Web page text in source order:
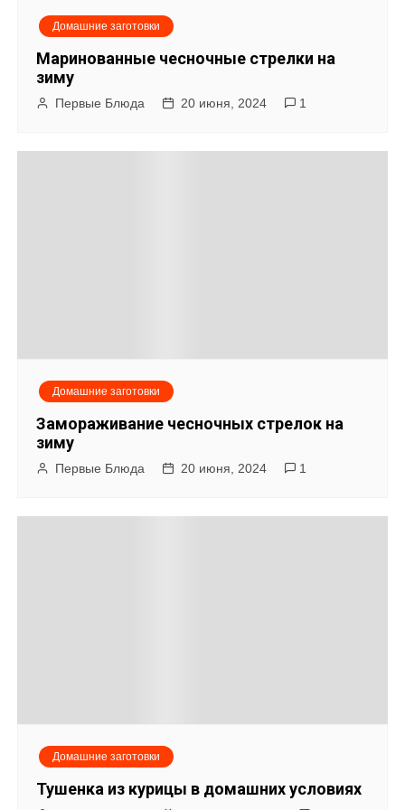
а
м
Домашние заготовки
Маринованные чесночные стрелки на
зиму
Первые Блюда 20 июня, 2024 1
Домашние заготовки
Замораживание чесночных стрелок на
зиму
Первые Блюда 20 июня, 2024 1
Домашние заготовки
Тушенка из курицы в домашних условиях